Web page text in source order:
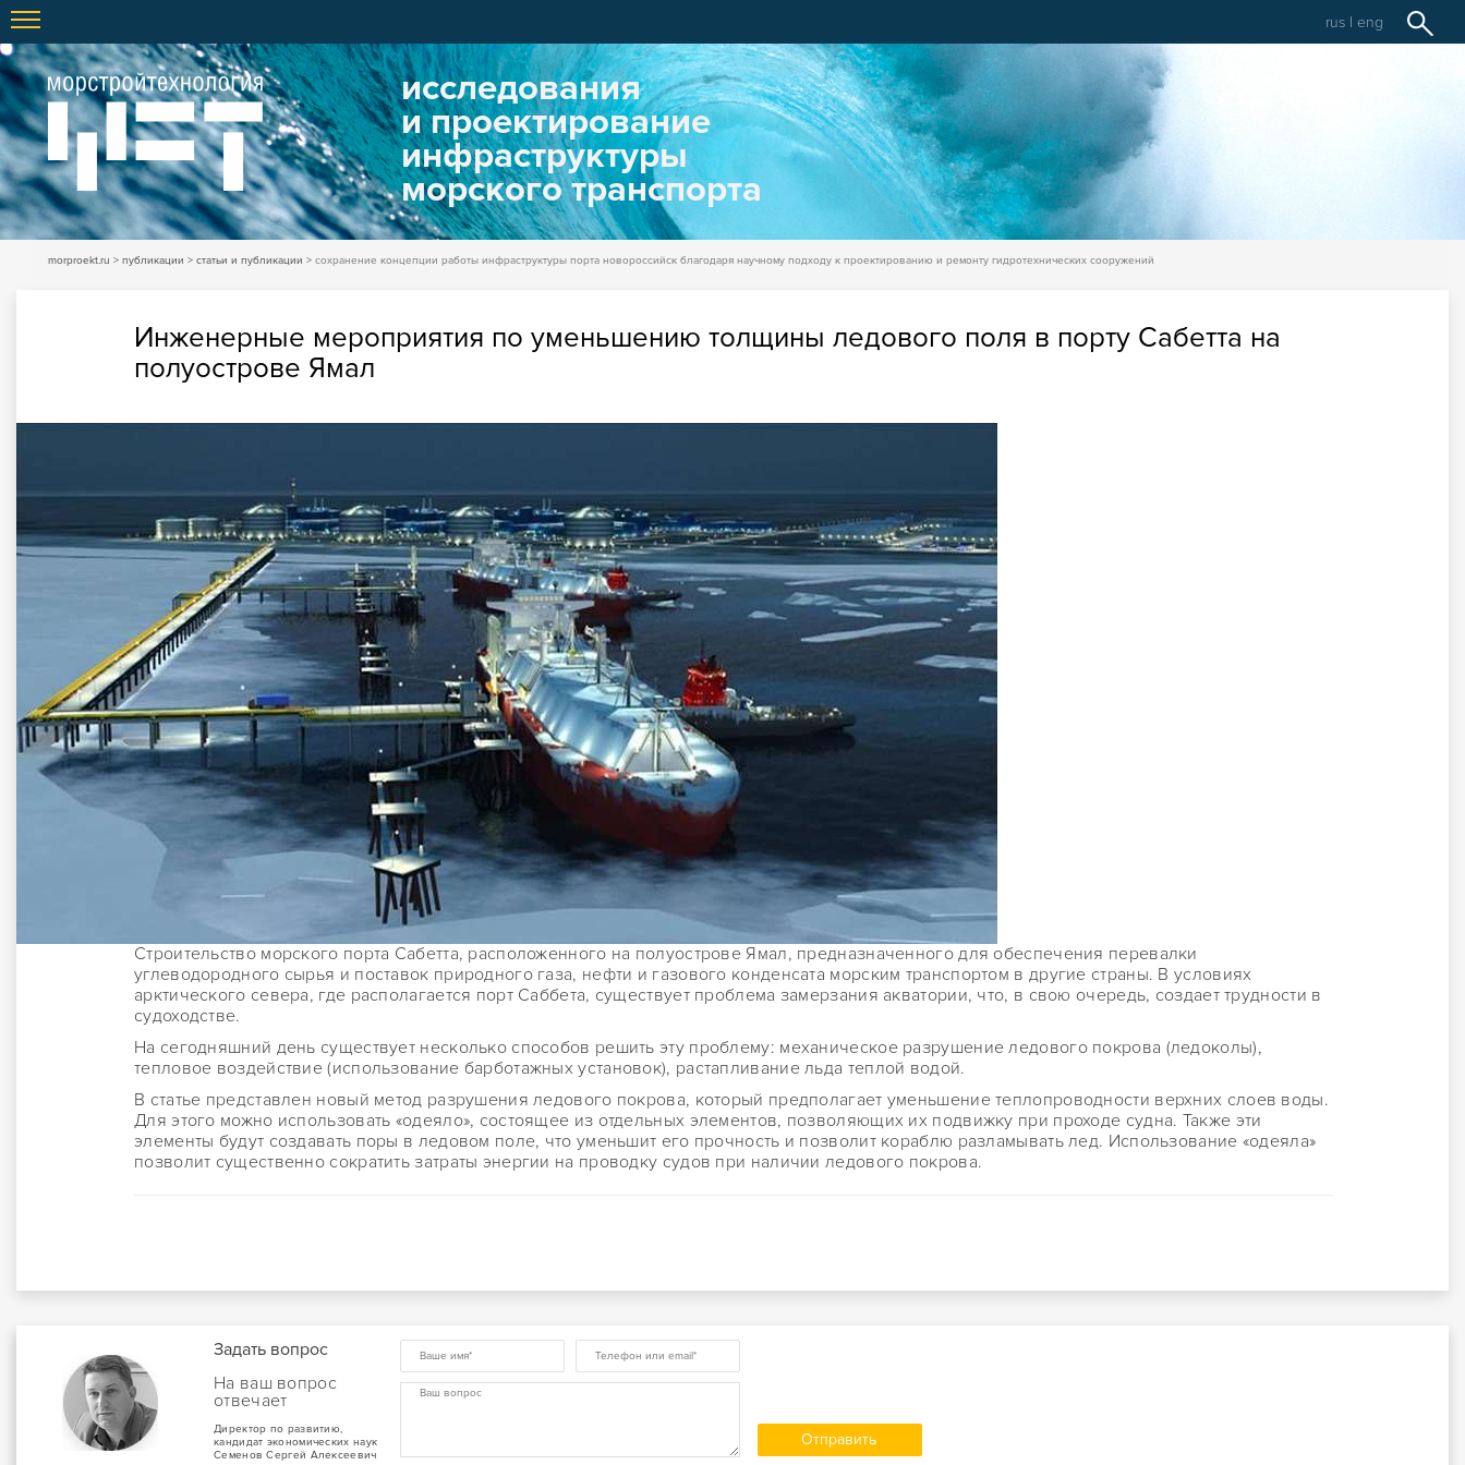
rus | eng
исследования
и проектирование
инфраструктуры
морского транспорта
morproekt.ru публикации статьи и публикации сохранение концепции работы инфраструктуры порта новороссийск благодаря научному подходу к проектированию и ремонту гидротехнических сооружений
Инженерные мероприятия по уменьшению толщины ледового поля в порту Сабетта на
полуострове Ямал
Строительство морского порта Сабетта, расположенного на полуострове Ямал, предназначенного для обеспечения перевалки
углеводородного сырья и поставок природного газа, нефти и газового конденсата морским транспортом в другие страны. В условиях
арктического севера, где располагается порт Саббета, существует проблема замерзания акватории, что, в свою очередь, создает трудности в
судоходстве.
На сегодняшний день существует несколько способов решить эту проблему: механическое разрушение ледового покрова (ледоколы),
тепловое воздействие (использование барботажных установок), растапливание льда теплой водой.
В статье представлен новый метод разрушения ледового покрова, который предполагает уменьшение теплопроводности верхних слоев воды.
Для этого можно использовать «одеяло», состоящее из отдельных элементов, позволяющих их подвижку при проходе судна. Также эти
элементы будут создавать поры в ледовом поле, что уменьшит его прочность и позволит кораблю разламывать лед. Использование «одеяла»
позволит существенно сократить затраты энергии на проводку судов при наличии ледового покрова.
Задать вопрос
На ваш вопрос
отвечает
Директор по развитию,
кандидат экономических наук
Семенов Сергей Алексеевич